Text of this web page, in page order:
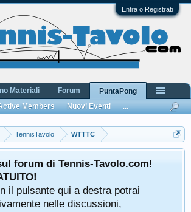
Entra o Registrati
TennisTavolo WTTTC
forum di Tennis-Tavolo.com!
il pulsante qui a destra potrai
nelle discussioni,
Materiali Forum
PuntaPong
Members Nuovi Eventi ...